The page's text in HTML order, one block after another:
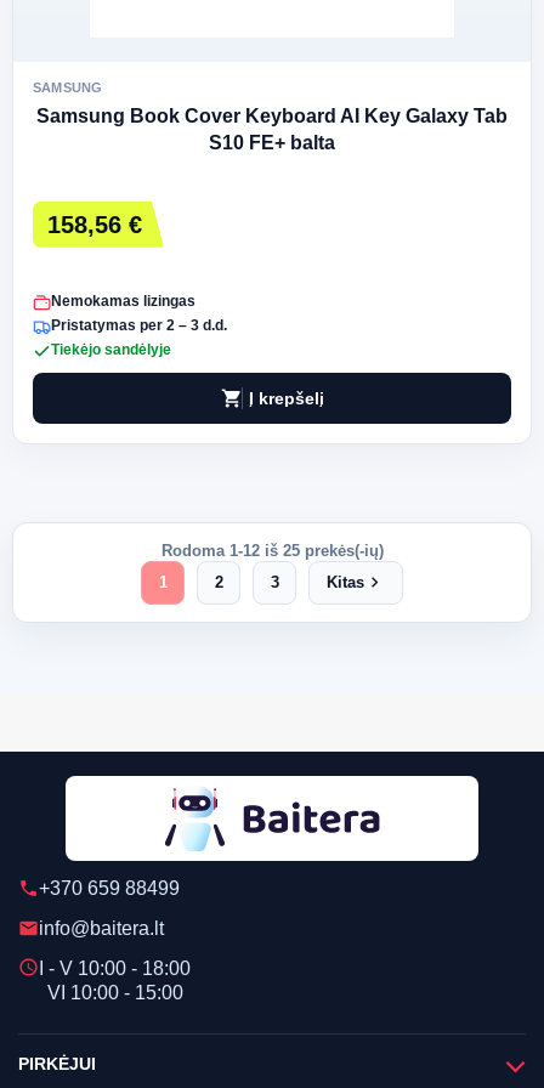
SAMSUNG
Samsung Book Cover Keyboard AI Key Galaxy Tab
S10 FE+ balta
158,56 €
Nemokamas lizingas
Pristatymas per 2 – 3 d.d.
Tiekėjo sandėlyje
shopping_cart Į krepšelį
Rodoma 1-12 iš 25 prekės(-ių)
1
2 3 Kitas chevron_right
phone+370 659 88499
emailinfo@baitera.lt
schedule I - V 10:00 - 18:00
VI 10:00 - 15:00
PIRKĖJUI